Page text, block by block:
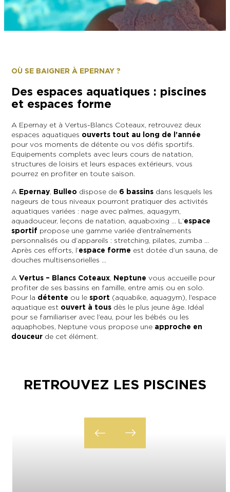
#CHAMPAGNE DAY
JE SUIS...
L’OFFICE DE TOURISME EPERNAY EN
CHAMPAGNE
LES 47 COMMUNES DE L’AGGLO
D’EPERNAY
ESCAPADES EN CHAMPAGNE
AUTOUR D’EPERNAY
En couple En solo Épicurien En famille En groupe
ACTIVITÉS POUR LES ENFANTS À
EPERNAY ET AUTOUR D’EPERNAY
SORTIR
VOYAGER AVEC SON CHIEN
JE SUIS...
En couple En solo Épicurien En famille En groupe
OÙ SE BAIGNER À EPERNAY ?
Des espaces aquatiques : piscines
et espaces forme
A Epernay et à Vertus-Blancs Coteaux, retrouvez deux
espaces aquatiques ouverts tout au long de l’année
pour vos moments de détente ou vos défis sportifs.
Equipements complets avec leurs cours de natation,
structures de loisirs et leurs espaces extérieurs, vous
pourrez en profiter en toute saison.
A Epernay, Bulleo dispose de 6 bassins dans lesquels les
nageurs de tous niveaux pourront pratiquer des activités
aquatiques variées : nage avec palmes, aquagym,
aquadouceur, leçons de natation, aquaboxing … L’espace
sportif propose une gamme variée d’entraînements
personnalisés ou d’appareils : stretching, pilates, zumba …
Après ces efforts, l’espace forme est dotée d’un sauna, de
douches multisensorielles …
A Vertus – Blancs Coteaux, Neptune vous accueille pour
profiter de ses bassins en famille, entre amis ou en solo.
Pour la détente ou le sport (aquabike, aquagym), l’espace
aquatique est ouvert à tous dès le plus jeune âge. Idéal
pour se familiariser avec l’eau, pour les bébés ou les
aquaphobes, Neptune vous propose une approche en
douceur de cet élément.
RETROUVEZ LES PISCINES